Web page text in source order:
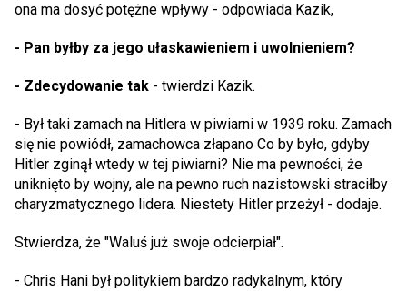
ona ma dosyć potężne wpływy - odpowiada Kazik,
- Pan byłby za jego ułaskawieniem i uwolnieniem?
- Zdecydowanie tak - twierdzi Kazik.
- Był taki zamach na Hitlera w piwiarni w 1939 roku. Zamach
się nie powiódł, zamachowca złapano Co by było, gdyby
Hitler zginął wtedy w tej piwiarni? Nie ma pewności, że
uniknięto by wojny, ale na pewno ruch nazistowski straciłby
charyzmatycznego lidera. Niestety Hitler przeżył - dodaje.
Stwierdza, że "Waluś już swoje odcierpiał".
- Chris Hani był politykiem bardzo radykalnym, który